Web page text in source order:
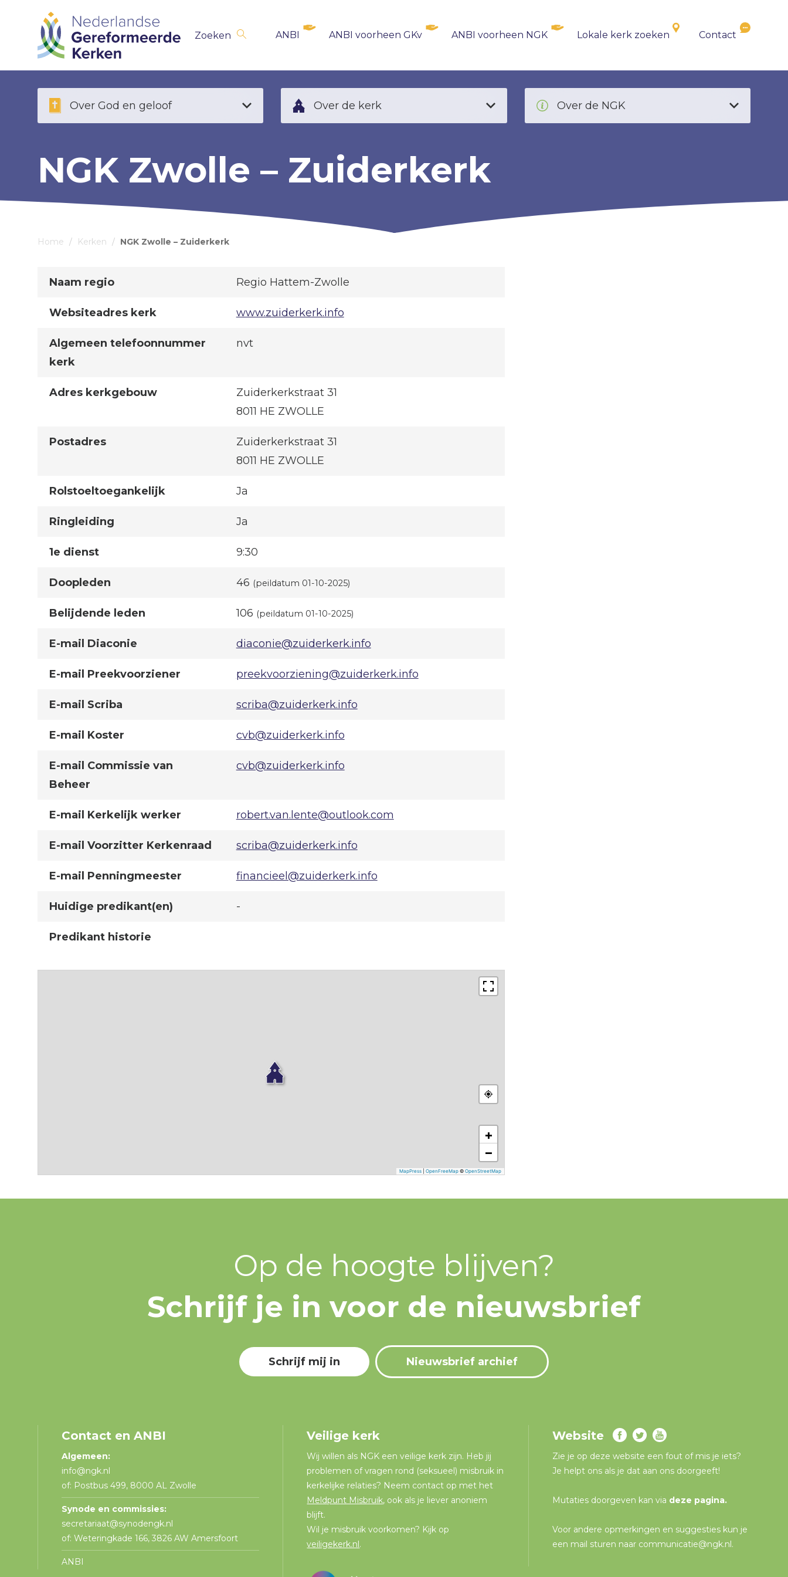
Skip
navigation
Over God en geloof Over de kerk Over de NGK
Zoeken ANBI ANBI voorheen GKv ANBI voorheen NGK Lokale kerk zoeken Contact
NGK Zwolle – Zuiderkerk
Home / Kerken / NGK Zwolle – Zuiderkerk
Naam regio Regio Hattem-Zwolle
Websiteadres kerk www.zuiderkerk.info
Algemeen telefoonnummer
kerk
nvt
Adres kerkgebouw
Zuiderkerkstraat 31
8011 HE ZWOLLE
Postadres
Zuiderkerkstraat 31
8011 HE ZWOLLE
Rolstoeltoegankelijk Ja
Ringleiding Ja
1e dienst 9:30
Doopleden 46 (peildatum 01-10-2025)
Belijdende leden 106 (peildatum 01-10-2025)
E-mail Diaconie diaconie@zuiderkerk.info
E-mail Preekvoorziener preekvoorziening@zuiderkerk.info
E-mail Scriba scriba@zuiderkerk.info
E-mail Koster cvb@zuiderkerk.info
E-mail Commissie van
Beheer
cvb@zuiderkerk.info
E-mail Kerkelijk werker robert.van.lente@outlook.com
E-mail Voorzitter Kerkenraad scriba@zuiderkerk.info
E-mail Penningmeester financieel@zuiderkerk.info
Huidige predikant(en) -
Predikant historie
+
−
MapPress OpenFreeMap ©OpenStreetMap
Op de hoogte blijven?
Schrijf je in voor de nieuwsbrief
Schrijf mij in Nieuwsbrief archief
Contact en ANBI
Algemeen:
info@ngk.nl
of: Postbus 499, 8000 AL Zwolle
Synode en commissies:
secretariaat@synodengk.nl
of: Weteringkade 166, 3826 AW Amersfoort
ANBI
Veilige kerk
Wij willen als NGK een veilige kerk zijn. Heb jij
problemen of vragen rond (seksueel) misbruik in
kerkelijke relaties? Neem contact op met het
Meldpunt Misbruik, ook als je liever anoniem
blijft.
Wil je misbruik voorkomen? Kijk op
veiligekerk.nl.
Website
Zie je op deze website een fout of mis je iets?
Je helpt ons als je dat aan ons doorgeeft!
Mutaties doorgeven kan via deze pagina.
Voor andere opmerkingen en suggesties kun je
een mail sturen naar communicatie@ngk.nl.